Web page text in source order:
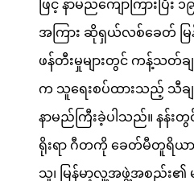
ဖြင့် နာမည်ကျော်ကြားပြီး
အကြား ဆိုရှယ်လစ်ခေတ် မြ
ဖန်တီးမှုများတွင် ကန့်သတ်ခ
က သူရေးစပ်ထားသည့် သီချင်
နာမည်ကြီးခဲ့ပါသည်။ နန်းတွ
ရိုးရာ ဂီတကို ခေတ်မီတူရိယာမ
သူ၊ မြန်မာ့လူ့အဖွဲ့အစည်း၏